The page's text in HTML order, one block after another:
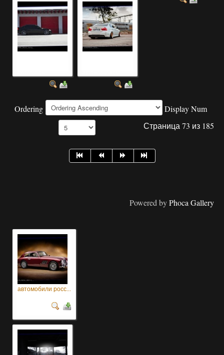
Ordering
Display Num
Страница 73 из 185
Powered byPhoca Gallery
автомобили росс...